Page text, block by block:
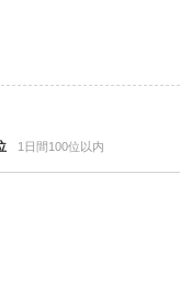
1日間100位以内